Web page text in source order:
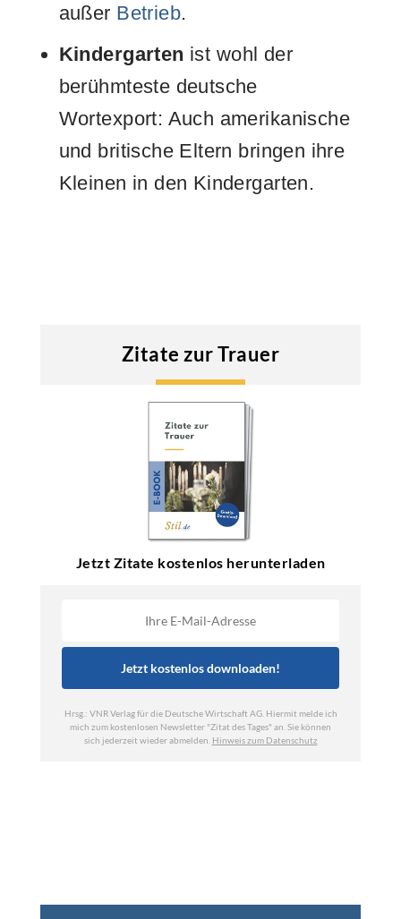
außer Betrieb.
Kindergarten ist wohl der
berühmteste deutsche
Wortexport: Auch amerikanische
und britische Eltern bringen ihre
Kleinen in den Kindergarten.